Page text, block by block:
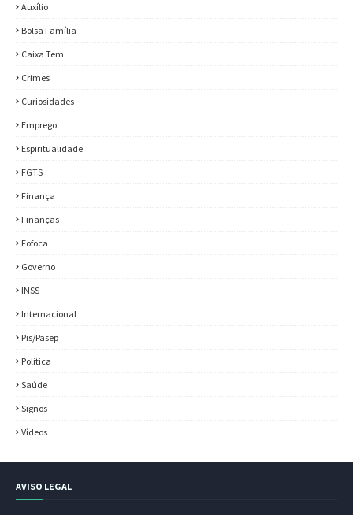
Auxílio
Bolsa Família
Caixa Tem
Crimes
Curiosidades
Emprego
Espiritualidade
FGTS
Finança
Finanças
Fofoca
Governo
INSS
Internacional
Pis/Pasep
Política
Saúde
Signos
Vídeos
AVISO LEGAL